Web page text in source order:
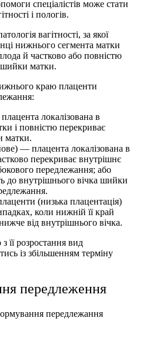
спеціалістів може стати
і пологів.
вагітності, за якої
нижнього сегмента матки
й частково або повністю
шийки матки.
краю плаценти
локалізована в
і повністю перекриває
матки.
— плацента локалізована в
перекриває внутрішнє
передлежання; або
до внутрішнього вічка шийки
(низька плацентація)
коли нижній її край
від внутрішнього вічка.
її розростання вид
із збільшенням терміну
передлеження
передлежання